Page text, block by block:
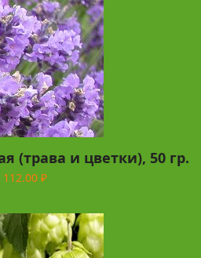
(трава и цветки), 50 гр.
112.00 ₽